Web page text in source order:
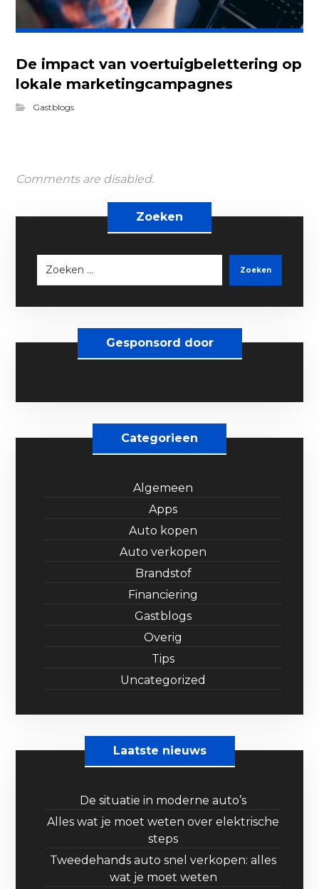
De impact van voertuigbelettering op
lokale marketingcampagnes
Gastblogs
Comments are disabled.
Zoeken
Zoeken
Gesponsord door
Categorieen
Algemeen
Apps
Auto kopen
Auto verkopen
Brandstof
Financiering
Gastblogs
Overig
Tips
Uncategorized
Laatste nieuws
De situatie in moderne auto’s
Alles wat je moet weten over elektrische
steps
Tweedehands auto snel verkopen: alles
wat je moet weten